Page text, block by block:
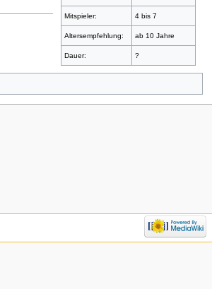
Mitspieler: 4 bis 7
Altersempfehlung: ab 10 Jahre
Dauer: ?